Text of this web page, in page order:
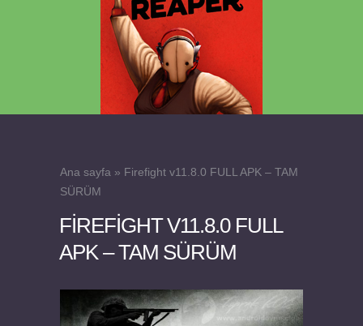
Ana sayfa » Firefight v11.8.0 FULL APK – TAM
SÜRÜM
FIREFIGHT V11.8.0 FULL
APK – TAM SÜRÜM